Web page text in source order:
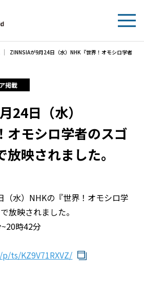
DISPLAY
ZINNSIAが9月24日（水）NHK『世界！オモシロ学者の
掲載
24日（水）
オモシロ学者のスゴ
映されました。
（水）NHKの『世界！オモシロ学
放映されました。
時42分
ts/KZ9V71RXVZ/